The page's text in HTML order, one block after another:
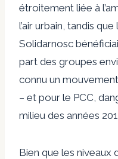
étroitement liée à
l’air urbain, tandis
Solidarnosc
part des groupes
connu un
– et pour le PCC,
milieu des années
Bien que les niveaux